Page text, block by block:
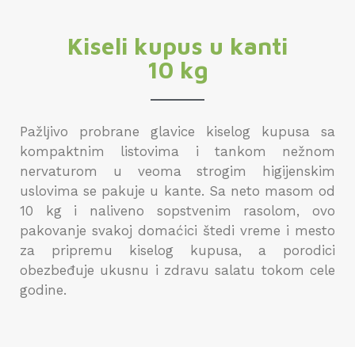
Kiseli kupus u kanti
10 kg
Pažlјivo probrane glavice kiselog kupusa sa
kompaktnim listovima i tankom nežnom
nervaturom u veoma strogim higijenskim
uslovima se pakuje u kante. Sa neto masom od
10 kg i naliveno sopstvenim rasolom, ovo
pakovanje svakoj domaćici štedi vreme i mesto
za pripremu kiselog kupusa, a porodici
obezbeđuje ukusnu i zdravu salatu tokom cele
godine.